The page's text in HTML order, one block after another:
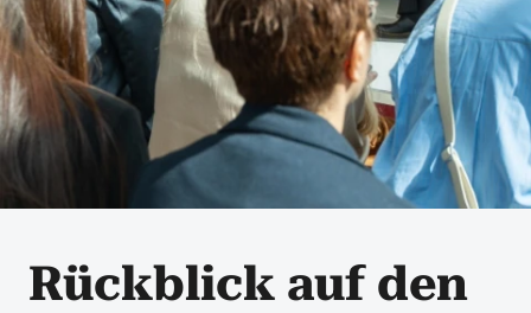
Rückblick auf den